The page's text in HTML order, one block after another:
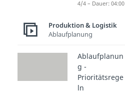
4/4 – Dauer: 04:00
Produktion & Logistik
Ablaufplanung
Ablaufplanun
g -
Prioritätsrege
ln